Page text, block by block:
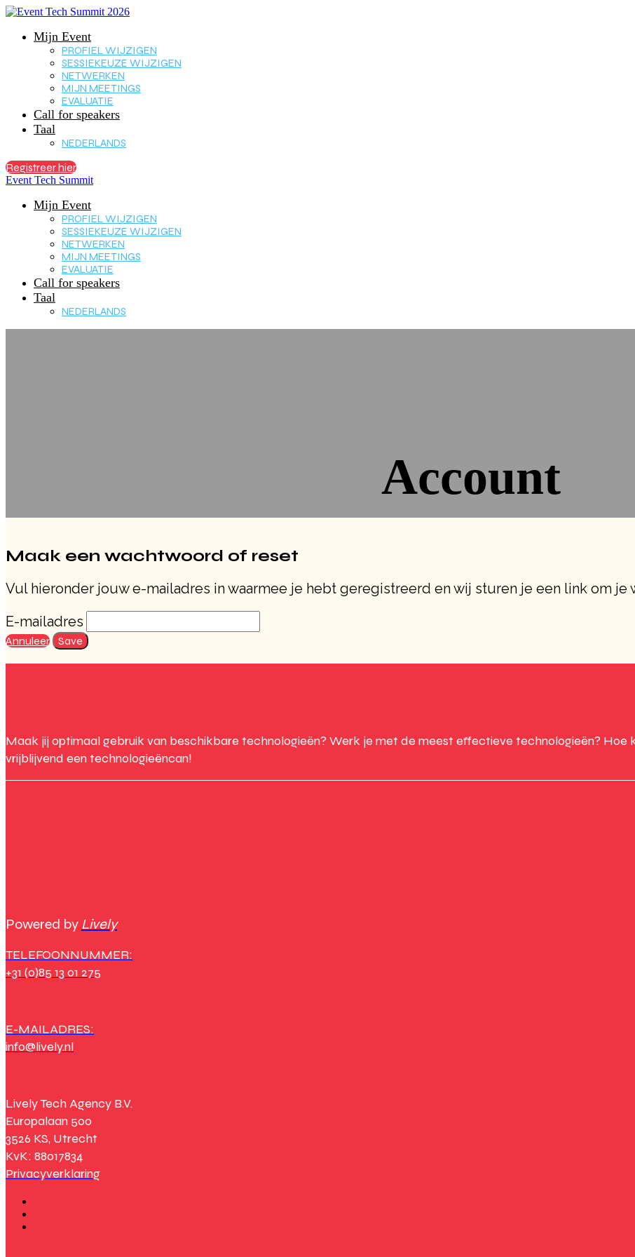
Mijn Event
PROFIEL WIJZIGEN
SESSIEKEUZE WIJZIGEN
NETWERKEN
MIJN MEETINGS
EVALUATIE
Call for speakers
Taal
NEDERLANDS
Registreer hier
Event Tech Summit
Mijn Event
PROFIEL WIJZIGEN
SESSIEKEUZE WIJZIGEN
NETWERKEN
MIJN MEETINGS
EVALUATIE
Call for speakers
Taal
NEDERLANDS
Account
Maak een wachtwoord of reset
Vul hieronder jouw e-mailadres in waarmee je hebt geregistreerd en wij sturen je een link om
E-mailadres
Annuleer Save
Maak jij optimaal gebruik van beschikbare technologieën? Werk je met de meest effectieve technologieën? Hoe
vrijblijvend een technologieëncan!
Powered by Lively
TELEFOONNUMMER:
+31 (0)85 13 01 275
E-MAILADRES:
info@lively.nl
Lively Tech Agency B.V.
Europalaan 500
3526 KS, Utrecht
KvK: 88017834
Privacyverklaring